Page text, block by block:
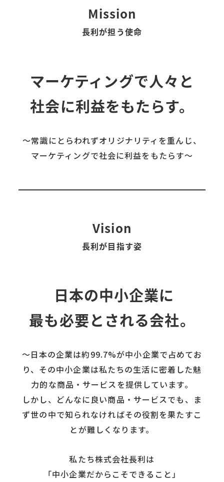
Mission
長利が担う使命
マーケティングで人々と
社会に利益をもたらす。
〜常識にとらわれずオリジナリティを重んじ、
マーケティングで社会に利益をもたらす〜
Vision
長利が目指す姿
日本の中小企業に
最も必要とされる会社。
〜日本の企業は約99.7%が中小企業で占めてお
り、その中小企業は私たちの生活に密着した魅
力的な商品・サービスを提供しています。
しかし、どんなに良い商品・サービスでも、ま
ず世の中で知られなければその役割を果たすこ
とが難しくなります。
私たち株式会社長利は
「中小企業だからこそできること」